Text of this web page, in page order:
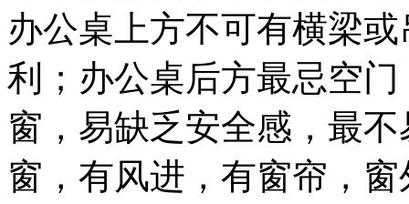
办公桌上方不可有横梁
利；办公桌后方最忌空
窗，易缺乏安全感，最
窗，有风进，有窗帘，